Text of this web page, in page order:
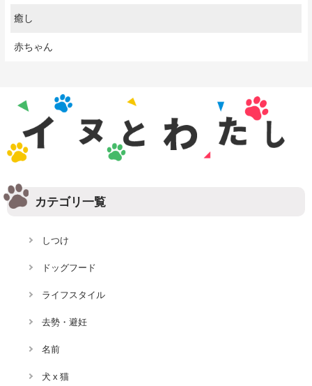
癒し
赤ちゃん
カテゴリ一覧
しつけ
ドッグフード
ライフスタイル
去勢・避妊
名前
犬 x 猫